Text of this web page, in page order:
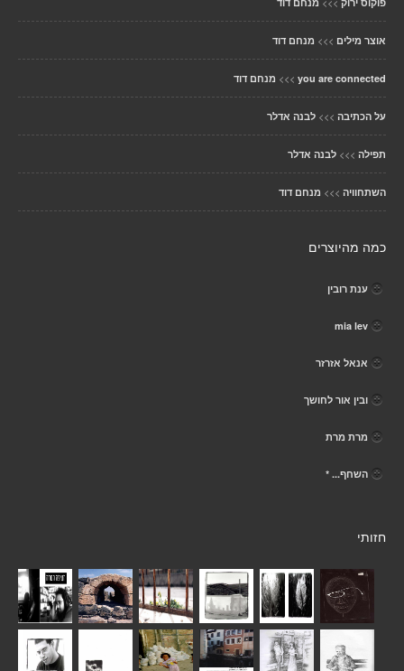
אוצר מילים >>> מנחם דוד
you are connected
>>> מנחם דוד
על הכתיבה >>> לבנה אדלר
תפילה >>> לבנה אדלר
השתחוויה >>> מנחם דוד
כמה מהיוצרים
ענת רובין
mia lev
אנאל אזרזר
ובין אור לחושך
מרת מרת
השחף... *
חזותי